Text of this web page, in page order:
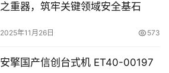
之重器，筑牢关键领域安全基石
2025年11月26日 573
安擎国产信创台式机 ET40-00197